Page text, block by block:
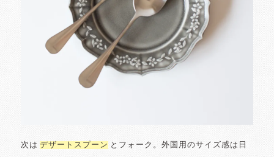
次は デザートスプーン とフォーク。外国用のサイズ感は日